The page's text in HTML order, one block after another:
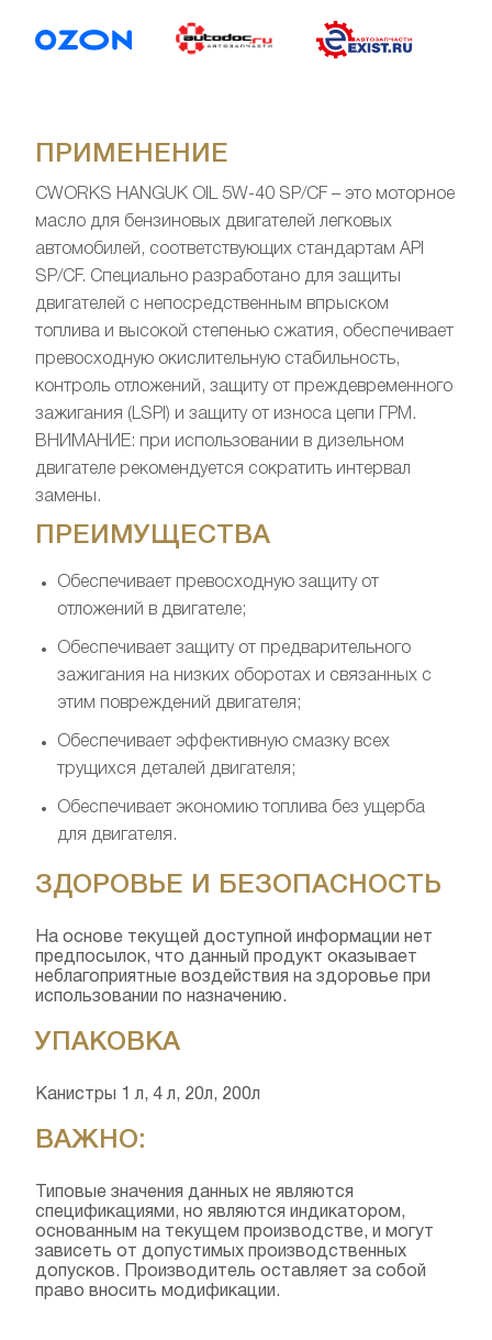
ПРИМЕНЕНИЕ
CWORKS HANGUK OIL 5W-40 SP/CF – это моторное
масло для бензиновых двигателей легковых
автомобилей, соответствующих стандартам API
SP/CF. Специально разработано для защиты
двигателей с непосредственным впрыском
топлива и высокой степенью сжатия, обеспечивает
превосходную окислительную стабильность,
контроль отложений, защиту от преждевременного
зажигания (LSPI) и защиту от износа цепи ГРМ.
ВНИМАНИЕ: при использовании в дизельном
двигателе рекомендуется сократить интервал
замены.
ПРЕИМУЩЕСТВА
Обеспечивает превосходную защиту от
отложений в двигателе;
Обеспечивает защиту от предварительного
зажигания на низких оборотах и связанных с
этим повреждений двигателя;
Обеспечивает эффективную смазку всех
трущихся деталей двигателя;
Обеспечивает экономию топлива без ущерба
для двигателя.
ЗДОРОВЬЕ И БЕЗОПАСНОСТЬ
На основе текущей доступной информации нет
предпосылок, что данный продукт оказывает
неблагоприятные воздействия на здоровье при
использовании по назначению.
УПАКОВКА
Канистры 1 л, 4 л, 20л, 200л
ВАЖНО:
Типовые значения данных не являются
спецификациями, но являются индикатором,
основанным на текущем производстве, и могут
зависеть от допустимых производственных
допусков. Производитель оставляет за собой
право вносить модификации.